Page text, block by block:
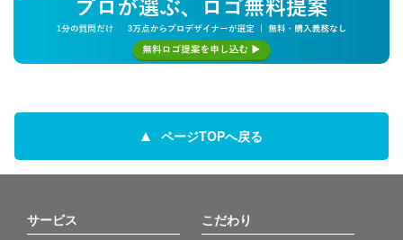
ページTOPへ戻る
サービス こだわり